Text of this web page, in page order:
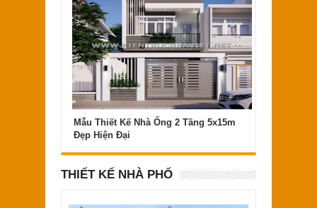
Mẫu Thiết Kế Nhà Ống 2 Tầng 5x15m
Đẹp Hiện Đại
THIẾT KẾ NHÀ PHỐ